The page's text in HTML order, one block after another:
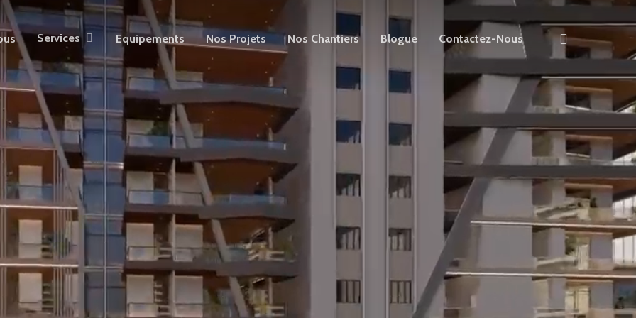
Services Equipements Nos Projets Nos Chantiers Blogue Contactez-Nous search